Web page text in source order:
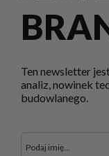
Ten newsletter
analiz, nowinek
budowlanego.